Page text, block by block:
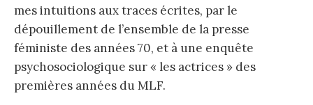
mes intuitions aux traces écrites, par le
dépouillement de l’ensemble de la presse
féministe des années 70, et à une enquête
psychosociologique sur « les actrices » des
premières années du MLF.